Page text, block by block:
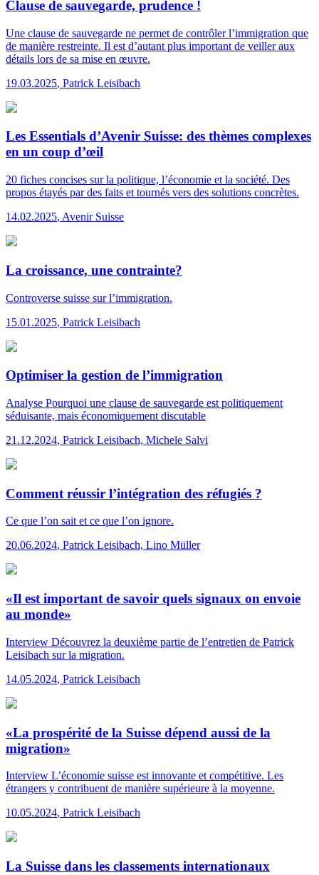
Clause de sauvegarde, prudence !
Une clause de sauvegarde ne permet de contrôler l’immigration que
de manière restreinte. Il est d’autant plus important de veiller aux
détails lors de sa mise en œuvre.
19.03.2025, Patrick Leisibach
Les Essentials d’Avenir Suisse: des thèmes complexes
en un coup d’œil
20 fiches concises sur la politique, l’économie et la société. Des
propos étayés par des faits et tournés vers des solutions concrètes.
14.02.2025, Avenir Suisse
La croissance, une contrainte?
Controverse suisse sur l’immigration.
15.01.2025, Patrick Leisibach
Optimiser la gestion de l’immigration
Analyse Pourquoi une clause de sauvegarde est politiquement
séduisante, mais économiquement discutable
21.12.2024, Patrick Leisibach, Michele Salvi
Comment réussir l’intégration des réfugiés ?
Ce que l’on sait et ce que l’on ignore.
20.06.2024, Patrick Leisibach, Lino Müller
«Il est important de savoir quels signaux on envoie
au monde»
Interview Découvrez la deuxième partie de l’entretien de Patrick
Leisibach sur la migration.
14.05.2024, Patrick Leisibach
«La prospérité de la Suisse dépend aussi de la
migration»
Interview L’économie suisse est innovante et compétitive. Les
étrangers y contribuent de manière supérieure à la moyenne.
10.05.2024, Patrick Leisibach
La Suisse dans les classements internationaux